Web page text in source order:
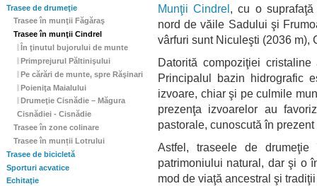
Trasee de drumeţie
Trasee în munţii Făgăraş
Trasee în munţii Cindrel
În ţinutul bujorului de munte
Primprejurul Păltinişului
Pe cărări de munte, spre Răşinari
Poieniţa Maialului
Drumeţie Cisnădie – Măgura
Cisnădiei - Cisnădie
Trasee în zone colinare
Trasee în munții Lotrului
Trasee de bicicletă
Sporturi acvatice
Echitaţie
Munţii Cindrel, cu o
nord de văile Sadului şi
vârfuri sunt Niculeşti (2036 m),
Datorită compoziţiei
Principalul bazin hidrografic
izvoare, chiar şi pe culmile
prezenţa izvoarelor au
pastorale, cunoscută în
Astfel, traseele de
patrimoniului natural, dar şi o
mod de viaţă ancestral şi